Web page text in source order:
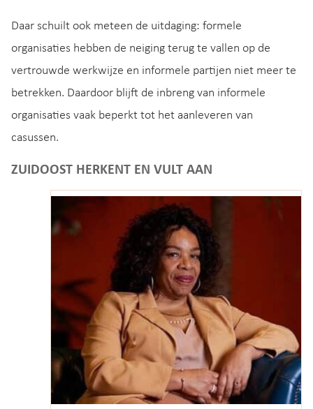
Daar schuilt ook meteen de uitdaging: formele
organisaties hebben de neiging terug te vallen op de
vertrouwde werkwijze en informele partijen niet meer te
betrekken. Daardoor blijft de inbreng van informele
organisaties vaak beperkt tot het aanleveren van
casussen.
ZUIDOOST HERKENT EN VULT AAN